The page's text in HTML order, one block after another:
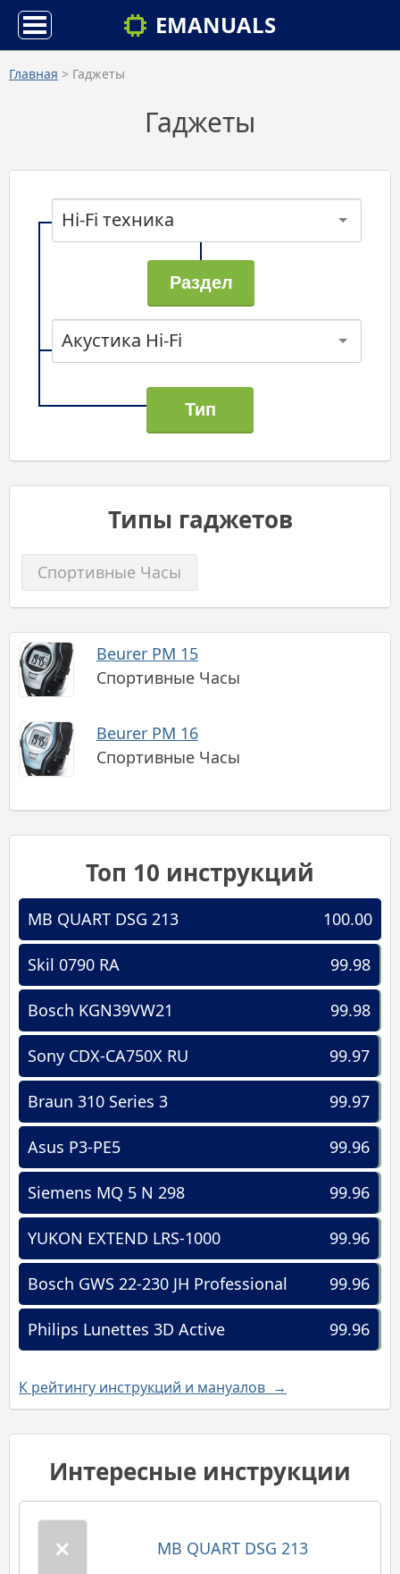
EMANUALS
Главная > Гаджеты
Гаджеты
Hi-Fi техника
Акустика Hi-Fi
Типы гаджетов
Спортивные Часы
Beurer PM 15
Спортивные Часы
Beurer PM 16
Спортивные Часы
Топ 10 инструкций
100.00
MB QUART DSG 213
99.98
Skil 0790 RA
99.98
Bosch KGN39VW21
99.97
Sony CDX-CA750X RU
99.97
Braun 310 Series 3
99.96
Asus P3-PE5
99.96
Siemens MQ 5 N 298
99.96
YUKON EXTEND LRS-1000
99.96
Bosch GWS 22-230 JH Professional
99.96
Philips Lunettes 3D Active
К рейтингу инструкций и мануалов →
Интересные инструкции
MB QUART DSG 213